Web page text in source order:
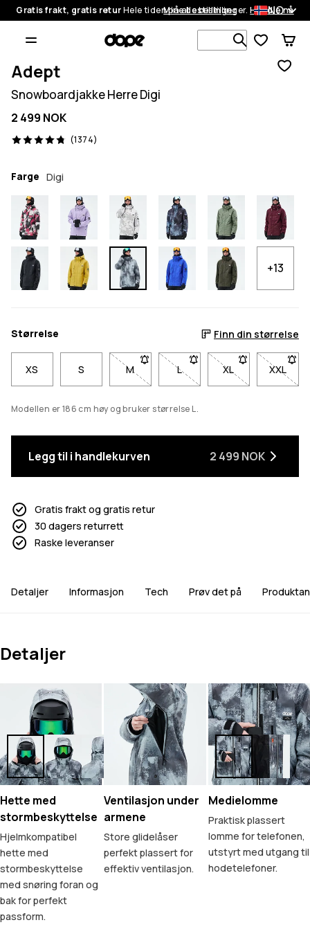
Gratis frakt, gratis returHele tiden på alle bestillinger.Handle nå
Mine bestillinger NO
Søk blant 1
Adept
Snowboardjakke Herre Digi
2 499 NOK
(1374)
1374 anmeldelser, 4.8/5
Farge Digi
+13
Størrelse Finn din størrelse
XS S M- Størrelse M er ikke tilgjengelig. Klikk
L- Størrelse L er ikke
XL- Størrelse XL er
XXL
-
Modellen er 186 cm høy og bruker størrelse L.
Legg til i handlekurven 2 499 NOK
Gratis frakt og gratis retur
30 dagers returrett
Raske leveranser
Detaljer Informasjon Tech Prøv det på
Detaljer
Hette med
stormbeskyttelse
Hjelmkompatibel
hette med
stormbeskyttelse
med snøring foran og
bak for perfekt
passform.
Ventilasjon under
armene
Store glidelåser
perfekt plassert for
effektiv ventilasjon.
Medielomme
Praktisk plassert
lomme for telefonen,
utstyrt med utgang til
hodetelefoner.